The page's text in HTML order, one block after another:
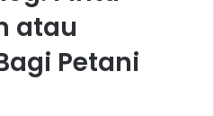
atau
Petani